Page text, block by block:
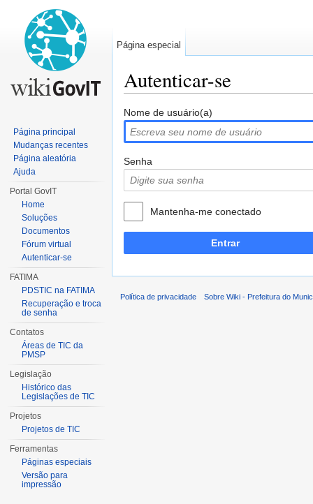
Autenticar-se
Nome de usuário(a)
Senha
Mantenha-me conectado
Entrar
Página especial
Página principal
Mudanças recentes
Página aleatória
Ajuda
Portal GovIT
Home
Soluções
Documentos
Fórum virtual
Autenticar-se
FATIMA
PDSTIC na FATIMA
Recuperação e troca
de senha
Contatos
Áreas de TIC da
PMSP
Legislação
Histórico das
Legislações de TIC
Projetos
Projetos de TIC
Ferramentas
Páginas especiais
Versão para
impressão
Política de privacidade Sobre Wiki - Prefeitura do